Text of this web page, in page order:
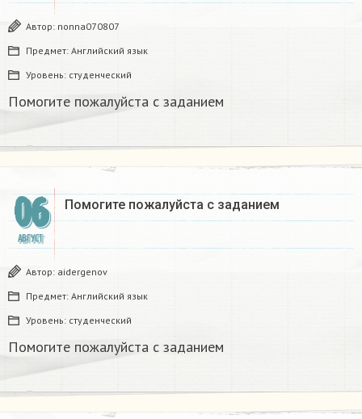
Автор: nonna070807
Предмет: Английский язык
Уровень: студенческий
Помогите пожалуйста с заданием ​
06
АВГУСТ
Помогите пожалуйста с заданием ​
Автор: aidergenov
Предмет: Английский язык
Уровень: студенческий
Помогите пожалуйста с заданием ​